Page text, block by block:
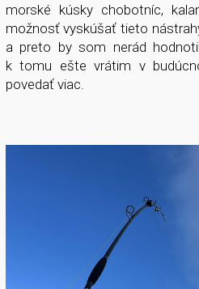
morské kúsky chobotníc,
možnosť vyskúšať tieto
a preto by som nerád
k tomu ešte vrátim v
povedať viac.